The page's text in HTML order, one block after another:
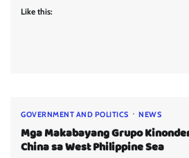
Like this:
GOVERNMENT AND POLITICS NEWS
Mga Makabayang Grupo
China sa West Philippine Sea